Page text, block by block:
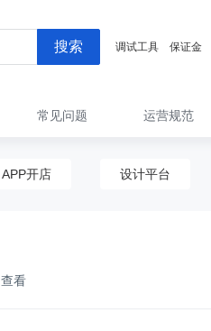
搜索 调试工具 保证金
常见问题 运营规范
APP开店 设计平台
查看